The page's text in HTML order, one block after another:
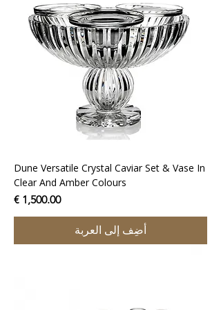
Dune Versatile Crystal Caviar Set & Vase In
Clear And Amber Colours
السعر
أضِف إلى العربة